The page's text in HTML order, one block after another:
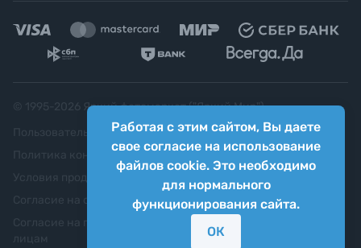
Работая с этим сайтом, Вы даете
свое согласие на использование
файлов cookie. Это необходимо
для нормального
функционирования сайта.
ОК
Яркий фотомаркет ("Яркий Мир")
Пользовательское соглашение
Политика конфиденциальности
Согласие на обработку персональных данных